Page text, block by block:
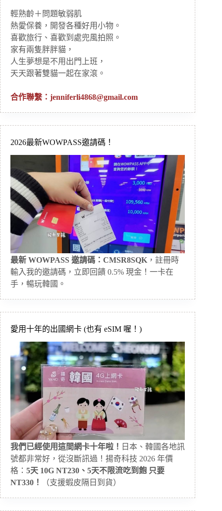
輕熟齡＋問題敏弱肌
熱愛保養，開發各種好用小物。
喜歡旅行、喜歡到處兜風拍照。
家有兩隻胖胖貓，
人生夢想是不用出門上班，
天天跟著雙貓一起在家滾。
合作聯繫： jenniferli4868@gmail.com
2026最新WOWPASS邀請碼！
最新 WOWPASS 邀請碼：CMSR8SQK ，註冊時
輸入我的邀請碼，立即回饋 0.5% 現金！一卡在
手，暢玩韓國。
愛用十年的出國網卡 (也有 eSIM 喔！)
我們已經使用這間網卡十年啦！ 日本、韓國各地訊
號都非常好，從沒斷訊過！揚奇科技 2026 年價
格： 5天 10G NT230、5天不限流吃到飽 只要
NT330！
（支援蝦皮隔日到貨）